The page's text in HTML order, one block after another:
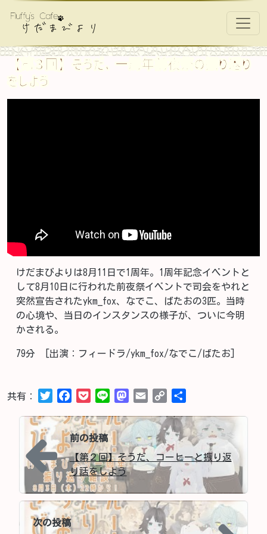
メインナビゲーション
【第３回】そうだ、一周年前夜祭の振り返り
をしよう
けだまびよりは8月11日で1周年。1周年記念イベントと
して8月10日に行われた前夜祭イベントで司会をやれと
突然宣告されたykm_fox、なでこ、ばたおの3匹。当時
の心境や、当日のインスタンスの様子が、ついに今明
かされる。
79分 [出演：フィードラ/ykm_fox/なでこ/ばたお]
共有： TwitterFacebookPocketLine Mastodon
Email Copy
Post navigation
投稿ナビゲーション
前の投稿
【第２回】そうだ、コーヒーと振り返
り話をしよう
次の投稿